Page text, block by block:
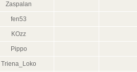
Zaspalan
fen53
KOzz
Pippo
Triena_Loko